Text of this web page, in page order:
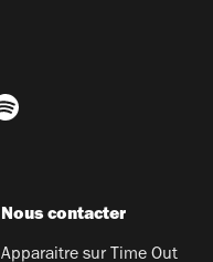
Nous contacter
Apparaitre sur Time Out